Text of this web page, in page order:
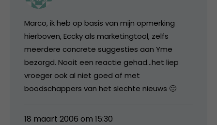
Marco, ik heb op basis van mijn opmerking
hierboven, Eccky als marketingtool, zelfs
meerdere concrete suggesties aan Yme
bezorgd. Nooit een reactie gehad…het liep
vroeger ook al niet goed af met
boodschappers van het slechte nieuws 🙂
18 maart 2006 om 15:30